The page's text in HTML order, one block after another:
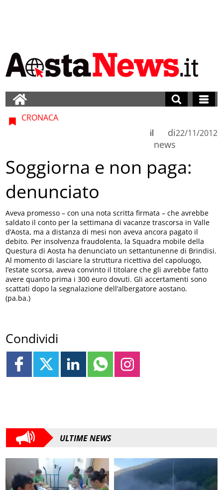
CRONACA
di
news
il 22/11/2012
Soggiorna e non paga:
denunciato
Aveva promesso – con una nota scritta firmata – che avrebbe
saldato il conto per la settimana di vacanze trascorsa in Valle
d’Aosta, ma a distanza di mesi non aveva ancora pagato il
debito. Per insolvenza fraudolenta, la Squadra mobile della
Questura di Aosta ha denunciato un settantunenne di Brindisi.
Al momento di lasciare la struttura ricettiva del capoluogo,
l’estate scorsa, aveva convinto il titolare che gli avrebbe fatto
avere quanto prima i 300 euro dovuti. Gli accertamenti sono
scattati dopo la segnalazione dell’albergatore aostano.
(pa.ba.)
Condividi
ULTIME NEWS